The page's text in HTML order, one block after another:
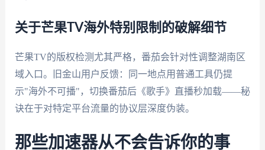
关于芒果TV海外特别限制的破解细节
芒果TV的版权检测尤其严格，番茄会针对性调整湖南区
域入口。旧金山用户反馈：同一地点用普通工具仍提
示"海外不可播"，切换番茄后《歌手》直播秒加载——秘
诀在于对特定平台流量的协议层深度伪装。
那些加速器从不会告诉你的事